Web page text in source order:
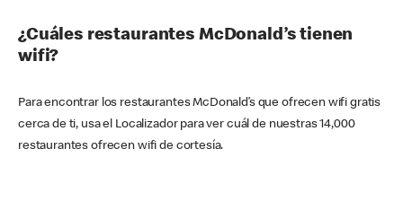
¿Cuáles restaurantes McDonald’s tienen
wifi?
Para encontrar los restaurantes McDonald’s que ofrecen wifi gratis
cerca de ti, usa el Localizador para ver cuál de nuestras 14,000
restaurantes ofrecen wifi de cortesía.